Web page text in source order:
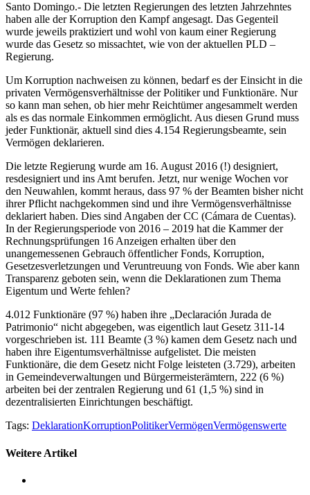
Santo Domingo.- Die letzten Regierungen des letzten Jahrzehntes
haben alle der Korruption den Kampf angesagt. Das Gegenteil
wurde jeweils praktiziert und wohl von kaum einer Regierung
wurde das Gesetz so missachtet, wie von der aktuellen PLD –
Regierung.
Um Korruption nachweisen zu können, bedarf es der Einsicht in die
privaten Vermögensverhältnisse der Politiker und Funktionäre. Nur
so kann man sehen, ob hier mehr Reichtümer angesammelt werden
als es das normale Einkommen ermöglicht. Aus diesen Grund muss
jeder Funktionär, aktuell sind dies 4.154 Regierungsbeamte, sein
Vermögen deklarieren.
Die letzte Regierung wurde am 16. August 2016 (!) designiert,
resdesigniert und ins Amt berufen. Jetzt, nur wenige Wochen vor
den Neuwahlen, kommt heraus, dass 97 % der Beamten bisher nicht
ihrer Pflicht nachgekommen sind und ihre Vermögensverhältnisse
deklariert haben. Dies sind Angaben der CC (Cámara de Cuentas).
In der Regierungsperiode von 2016 – 2019 hat die Kammer der
Rechnungsprüfungen 16 Anzeigen erhalten über den
unangemessenen Gebrauch öffentlicher Fonds, Korruption,
Gesetzesverletzungen und Veruntreuung von Fonds. Wie aber kann
Transparenz geboten sein, wenn die Deklarationen zum Thema
Eigentum und Werte fehlen?
4.012 Funktionäre (97 %) haben ihre „Declaración Jurada de
Patrimonio“ nicht abgegeben, was eigentlich laut Gesetz 311-14
vorgeschrieben ist. 111 Beamte (3 %) kamen dem Gesetz nach und
haben ihre Eigentumsverhältnisse aufgelistet. Die meisten
Funktionäre, die dem Gesetz nicht Folge leisteten (3.729), arbeiten
in Gemeindeverwaltungen und Bürgermeisterämtern, 222 (6 %)
arbeiten bei der zentralen Regierung und 61 (1,5 %) sind in
dezentralisierten Einrichtungen beschäftigt.
Tags: DeklarationKorruptionPolitikerVermögenVermögenswerte
Weitere Artikel